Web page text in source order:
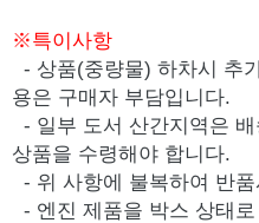
※특이사항
- 상품(중량물) 하차시 추
용은 구매자 부담입니다.
- 일부 도서 산간지역은
상품을 수령해야 합니다.
- 위 사항에 불복하여 반
- 엔진 제품을 박스 상태